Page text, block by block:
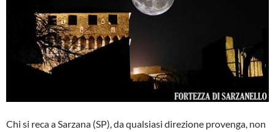
Chi si reca a Sarzana (SP), da qualsiasi direzione provenga, non